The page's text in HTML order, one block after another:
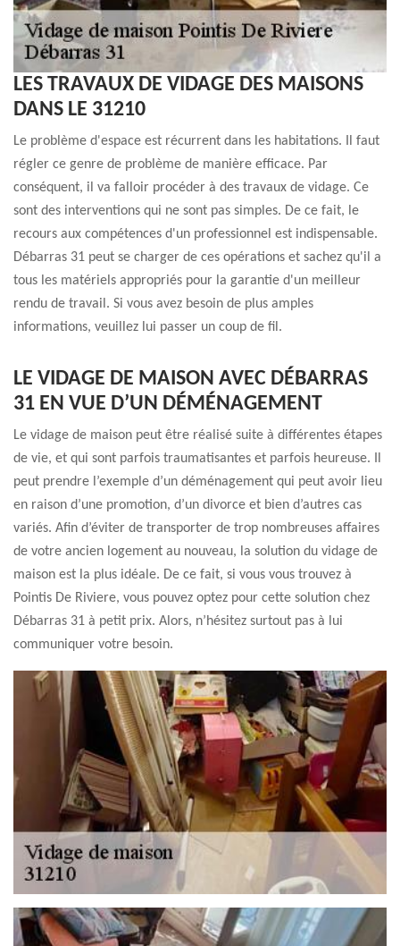
LES TRAVAUX DE VIDAGE DES MAISONS
DANS LE 31210
Le problème d'espace est récurrent dans les habitations. Il faut
régler ce genre de problème de manière efficace. Par
conséquent, il va falloir procéder à des travaux de vidage. Ce
sont des interventions qui ne sont pas simples. De ce fait, le
recours aux compétences d'un professionnel est indispensable.
Débarras 31 peut se charger de ces opérations et sachez qu'il a
tous les matériels appropriés pour la garantie d'un meilleur
rendu de travail. Si vous avez besoin de plus amples
informations, veuillez lui passer un coup de fil.
LE VIDAGE DE MAISON AVEC DÉBARRAS
31 EN VUE D’UN DÉMÉNAGEMENT
Le vidage de maison peut être réalisé suite à différentes étapes
de vie, et qui sont parfois traumatisantes et parfois heureuse. Il
peut prendre l’exemple d’un déménagement qui peut avoir lieu
en raison d’une promotion, d’un divorce et bien d’autres cas
variés. Afin d’éviter de transporter de trop nombreuses affaires
de votre ancien logement au nouveau, la solution du vidage de
maison est la plus idéale. De ce fait, si vous vous trouvez à
Pointis De Riviere, vous pouvez optez pour cette solution chez
Débarras 31 à petit prix. Alors, n’hésitez surtout pas à lui
communiquer votre besoin.